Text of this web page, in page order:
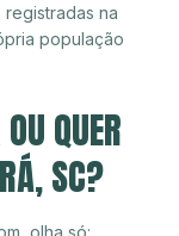
na
população
QUER
SC?
olha só: